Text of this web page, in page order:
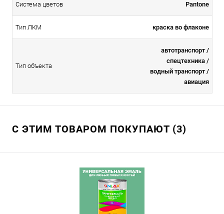
Система цветов Pantone
Тип ЛКМ краска во флаконе
Тип объекта
автотранспорт /
спецтехника /
водный транспорт /
авиация
С ЭТИМ ТОВАРОМ ПОКУПАЮТ (3)